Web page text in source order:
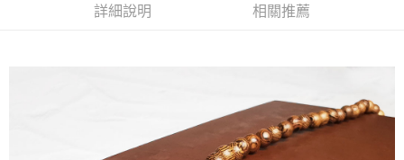
帳／街口支付／iPASS MONEY」等通路繳費。
2.基於同意付款使用「大哥付你分期」之契約關係目的，商店將以您的個人
資料（包含姓名、電話或地址）提供予台灣大哥大進項蒐集、處理及利用，
由本公司與您本人進行分期帳單所需資料之確認、核對及更正。
3.完整用戶服務條款，請詳閱以下連結：https://oppay.tw/userRule
２．訂單成立數日內，您將收到繳費通知簡訊。
※ 交易是否成功請以「AFTEE先享後付 」之結帳頁面顯示為準，若有關於
是否繳費成功／繳費後需取消欲退款等相關疑問，請聯繫「AFTEE先享後付
https://netprotections.freshdesk.com/support/home
每筆NT$80，滿NT$1,288(含以上)免運費
詳細說明 相關推薦